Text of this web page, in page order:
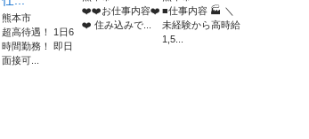
熊本市
超高待遇！ 1日6
時間勤務！ 即日
面接可...
❤️❤️お仕事内容❤️
❤️ 住み込みで...
■仕事内容 🏭 ＼
未経験から高時給
1,5...